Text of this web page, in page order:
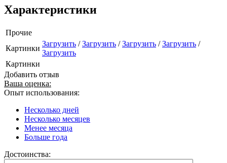
Характеристики
Прочие
Картинки
Загрузить /Загрузить /Загрузить /Загрузить /
Загрузить
Картинки
Добавить отзыв
Ваша оценка:
Опыт использования:
Несколько дней
Несколько месяцев
Менее месяца
Больше года
Достоинства: